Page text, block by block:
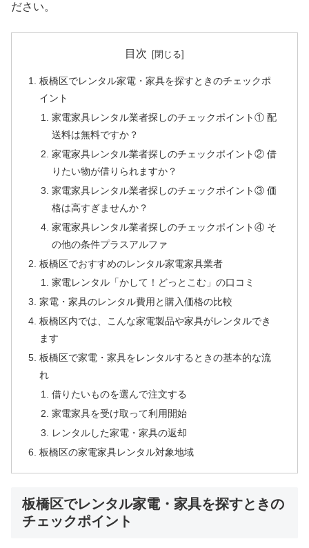
ださい。
目次
板橋区でレンタル家電・家具を探すときのチェックポ
イント
家電家具レンタル業者探しのチェックポイント① 配
送料は無料ですか？
家電家具レンタル業者探しのチェックポイント② 借
りたい物が借りられますか？
家電家具レンタル業者探しのチェックポイント③ 価
格は高すぎませんか？
家電家具レンタル業者探しのチェックポイント④ そ
の他の条件プラスアルファ
板橋区でおすすめのレンタル家電家具業者
家電レンタル「かして！どっとこむ」の口コミ
家電・家具のレンタル費用と購入価格の比較
板橋区内では、こんな家電製品や家具がレンタルでき
ます
板橋区で家電・家具をレンタルするときの基本的な流
れ
借りたいものを選んで注文する
家電家具を受け取って利用開始
レンタルした家電・家具の返却
板橋区の家電家具レンタル対象地域
板橋区でレンタル家電・家具を探すときの
チェックポイント